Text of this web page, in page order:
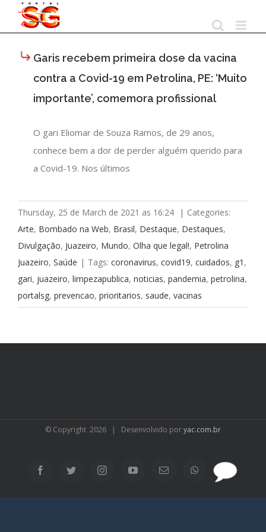
Garis recebem primeira dose da vacina
contra a Covid-19 em Petrolina, PE: ‘Muito
importante’, comemora profissional
O gari Eliomar de Souza Ramos, de 29 anos,
conhece bem a dor de perder alguém querido para
a Covid-19. Nos últimos
Thursday, 25 de March de 2021 as 16:24 | Categories:
Arte, Bombado na Web, Brasil, Destaque, Destaques,
Divulgação, Juazeiro, Mundo, Olha que legal!, Petrolina
Juazeiro, Saúde | Tags: coronavirus, covid19, cuidados, g1 ,
gari, juazeiro, limpezapublica, noticias, pandemia, petrolina,
portalsg, prevencao, prioritarios, saude, vacinas
© Copyright 2026 | Desenvolvido poryac.com.br
FacebookTwitter InstagramYouTubeEmail WhatsApp
SAC